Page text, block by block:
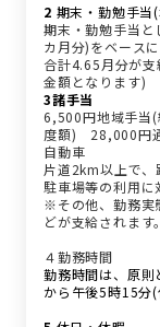
2 期末・勤勉手当
期末・勤勉手当と
カ月分)をベース
合計4.65月分が
金額となります)
3諸手当
6,500円地域手当
度額) 28,000円
自動車
片道2km以上で
駐車場等の利用に
※その他、勤務実
どが支給されます。
４勤務時間
勤務時間は、原
から午後5時15分(